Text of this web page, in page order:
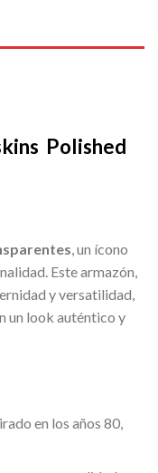
Polished
, un ícono
Este armazón,
y versatilidad,
un look auténtico y
en los años 80,